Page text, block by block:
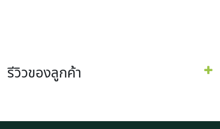
รีวิวของลูกค้า